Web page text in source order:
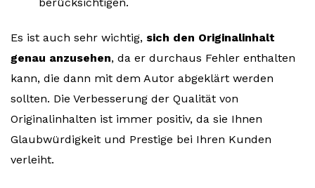
Es ist auch sehr wichtig, sich den Originalinhalt
genau anzusehen, da er durchaus Fehler enthalten
kann, die dann mit dem Autor abgeklärt werden
sollten. Die Verbesserung der Qualität von
Originalinhalten ist immer positiv, da sie Ihnen
Glaubwürdigkeit und Prestige bei Ihren Kunden
verleiht.